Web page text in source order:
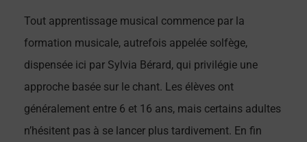
Tout apprentissage musical commence par la
formation musicale, autrefois appelée solfège,
dispensée ici par Sylvia Bérard, qui privilégie une
approche basée sur le chant. Les élèves ont
généralement entre 6 et 16 ans, mais certains adultes
n’hésitent pas à se lancer plus tardivement. En fin